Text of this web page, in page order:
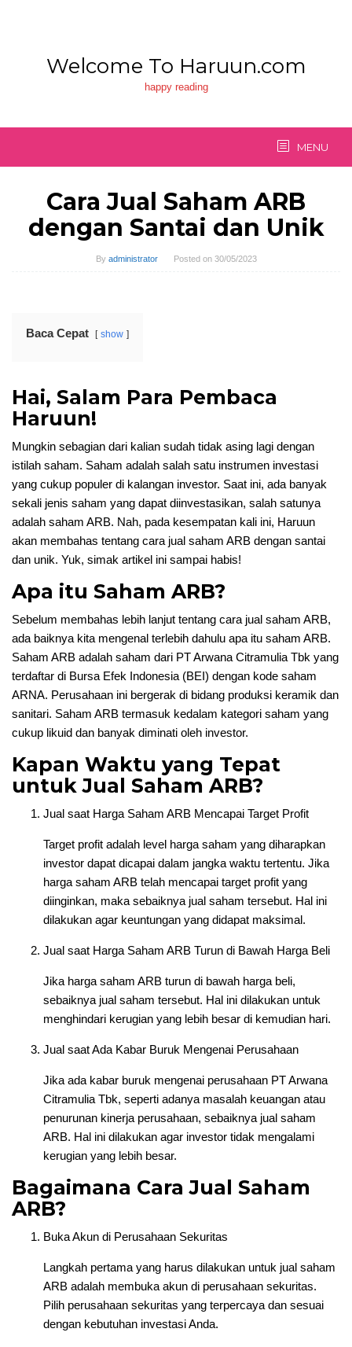
Welcome To Haruun.com
happy reading
MENU
Cara Jual Saham ARB
dengan Santai dan Unik
By administrator Posted on 30/05/2023
Baca Cepat show
Hai, Salam Para Pembaca
Haruun!
Mungkin sebagian dari kalian sudah tidak asing lagi dengan
istilah saham. Saham adalah salah satu instrumen investasi
yang cukup populer di kalangan investor. Saat ini, ada banyak
sekali jenis saham yang dapat diinvestasikan, salah satunya
adalah saham ARB. Nah, pada kesempatan kali ini, Haruun
akan membahas tentang cara jual saham ARB dengan santai
dan unik. Yuk, simak artikel ini sampai habis!
Apa itu Saham ARB?
Sebelum membahas lebih lanjut tentang cara jual saham ARB,
ada baiknya kita mengenal terlebih dahulu apa itu saham ARB.
Saham ARB adalah saham dari PT Arwana Citramulia Tbk yang
terdaftar di Bursa Efek Indonesia (BEI) dengan kode saham
ARNA. Perusahaan ini bergerak di bidang produksi keramik dan
sanitari. Saham ARB termasuk kedalam kategori saham yang
cukup likuid dan banyak diminati oleh investor.
Kapan Waktu yang Tepat
untuk Jual Saham ARB?
Jual saat Harga Saham ARB Mencapai Target Profit
Target profit adalah level harga saham yang diharapkan
investor dapat dicapai dalam jangka waktu tertentu. Jika
harga saham ARB telah mencapai target profit yang
diinginkan, maka sebaiknya jual saham tersebut. Hal ini
dilakukan agar keuntungan yang didapat maksimal.
Jual saat Harga Saham ARB Turun di Bawah Harga Beli
Jika harga saham ARB turun di bawah harga beli,
sebaiknya jual saham tersebut. Hal ini dilakukan untuk
menghindari kerugian yang lebih besar di kemudian hari.
Jual saat Ada Kabar Buruk Mengenai Perusahaan
Jika ada kabar buruk mengenai perusahaan PT Arwana
Citramulia Tbk, seperti adanya masalah keuangan atau
penurunan kinerja perusahaan, sebaiknya jual saham
ARB. Hal ini dilakukan agar investor tidak mengalami
kerugian yang lebih besar.
Bagaimana Cara Jual Saham
ARB?
Buka Akun di Perusahaan Sekuritas
Langkah pertama yang harus dilakukan untuk jual saham
ARB adalah membuka akun di perusahaan sekuritas.
Pilih perusahaan sekuritas yang terpercaya dan sesuai
dengan kebutuhan investasi Anda.